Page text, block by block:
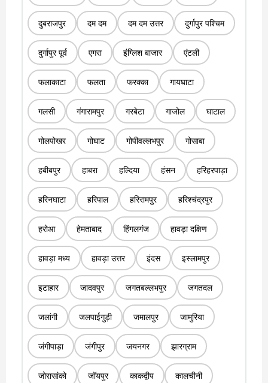
दुबराजपुर दम दम दम दम उत्तर दुर्गापुर पश्चिम
दुर्गापुर पूर्व एगरा इंग्लिश बाजार एंटली
फलाकाटा फलता फरक्का गायघाटा
गलसी गंगारामपुर गरबेटा गाजोल घाटाल
गोलपोखर गोघाट गोपीवल्लभपुर गोसाबा
हबीबपुर हाबरा हल्दिया हंसन हरिहरपाड़ा
हरिनघाटा हरिपाल हरिरामपुर हरिश्चंद्रपुर
हरोआ हेमताबाद हिंगलगंज हावड़ा दक्षिण
हावड़ा मध्य हावड़ा उत्तर इंदस इस्लामपुर
इटाहार जादवपुर जगतबल्लभपुर जगतदल
जलांगी जलपाईगुड़ी जमालपुर जामुरिया
जंगीपाड़ा जंगीपुर जयनगर झारग्राम
जोरासांको जॉयपुर काकद्वीप कालचीनी